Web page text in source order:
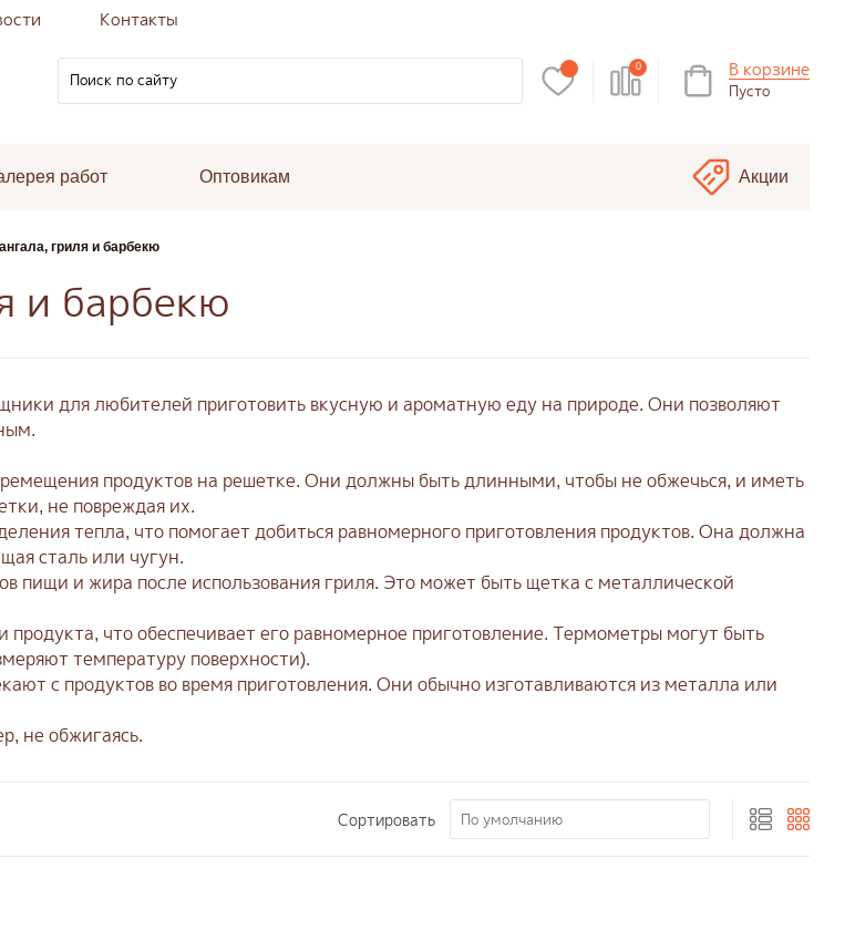
Контакты
0 В корзине
Пусто
работ Оптовикам Акции
гриля и барбекю
и барбекю
для любителей приготовить вкусную и ароматную еду на природе. Они позволяют
продуктов на решетке. Они должны быть длинными, чтобы не обжечься, и иметь
не повреждая их.
тепла, что помогает добиться равномерного приготовления продуктов. Она должна
сталь или чугун.
пищи и жира после использования гриля. Это может быть щетка с металлической
что обеспечивает его равномерное приготовление. Термометры могут быть
температуру поверхности).
с продуктов во время приготовления. Они обычно изготавливаются из металла или
не обжигаясь.
Сортировать По умолчанию